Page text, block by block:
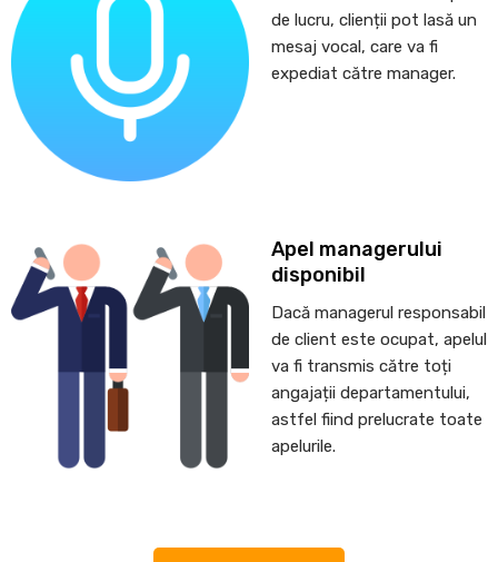
de lucru, clienții pot lasă un
mesaj vocal, care va fi
expediat către manager.
Apel managerului
disponibil
Dacă managerul responsabil
de client este ocupat, apelul
va fi transmis către toți
angajații departamentului,
astfel fiind prelucrate toate
apelurile.